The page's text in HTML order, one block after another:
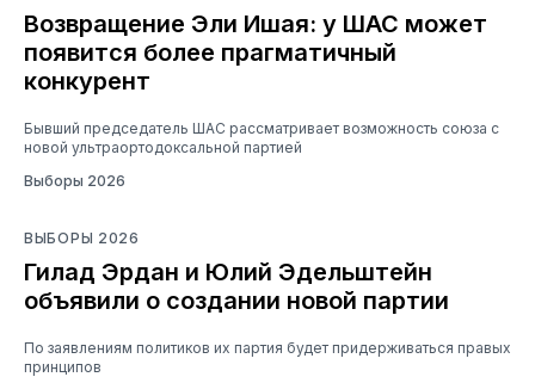
Возвращение Эли Ишая: у ШАС может
появится более прагматичный
конкурент
Бывший председатель ШАС рассматривает возможность союза с
новой ультраортодоксальной партией
Выборы 2026
ВЫБОРЫ 2026
Гилад Эрдан и Юлий Эдельштейн
объявили о создании новой партии
По заявлениям политиков их партия будет придерживаться правых
принципов